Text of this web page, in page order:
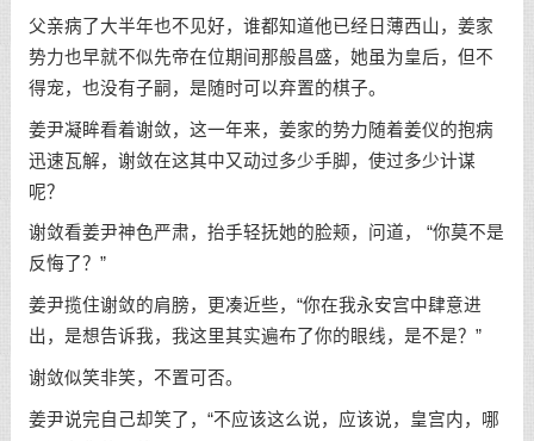
父亲病了大半年也不见好，谁都知道他已经日薄西山，姜家
势力也早就不似先帝在位期间那般昌盛，她虽为皇后，但不
得宠，也没有子嗣，是随时可以弃置的棋子。
姜尹凝眸看着谢敛，这一年来，姜家的势力随着姜仪的抱病
迅速瓦解，谢敛在这其中又动过多少手脚，使过多少计谋
呢？
谢敛看姜尹神色严肃，抬手轻抚她的脸颊，问道， “你莫不是
反悔了？”
姜尹揽住谢敛的肩膀，更凑近些，“你在我永安宫中肆意进
出，是想告诉我，我这里其实遍布了你的眼线，是不是？”
谢敛似笑非笑，不置可否。
姜尹说完自己却笑了，“不应该这么说，应该说，皇宫内，哪